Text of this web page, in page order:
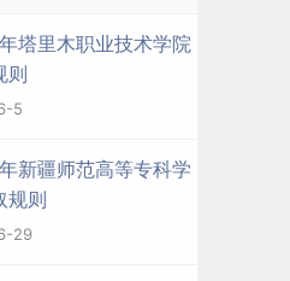
塔里木职业技术学院
则
5
新疆师范高等专科学
规则
29